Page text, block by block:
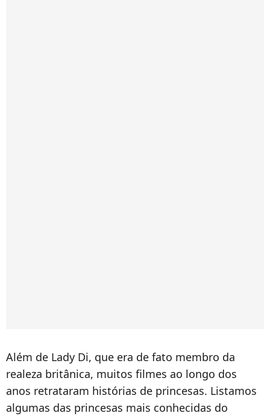
Além de Lady Di, que era de fato membro da
realeza britânica, muitos filmes ao longo dos
anos retrataram histórias de princesas. Listamos
algumas das princesas mais conhecidas do